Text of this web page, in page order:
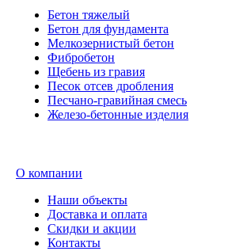
Бетон тяжелый
Бетон для фундамента
Мелкозернистый бетон
Фибробетон
Щебень из гравия
Песок отсев дробления
Песчано-гравийная смесь
Железо-бетонные изделия
О компании
Наши объекты
Доставка и оплата
Скидки и акции
Контакты